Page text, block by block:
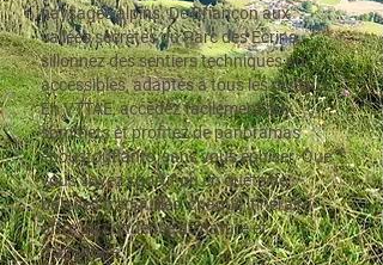
paysages alpins. De Briançon aux
vallées secrètes du Parc des Écrins,
sillonnez des sentiers techniques ou
accessibles, adaptés à tous les niveaux.
En VTTAE, accédez facilement aux
sommets et profitez de panoramas
époustouflants, sans vous épuiser. Que
vous soyez sportif ou en quête de
balades tranquilles, chaque itinéraire
offre un condensé de nature et
d’aventure.